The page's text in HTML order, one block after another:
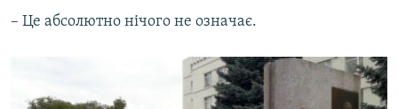
– Це абсолютно нічого не означає.